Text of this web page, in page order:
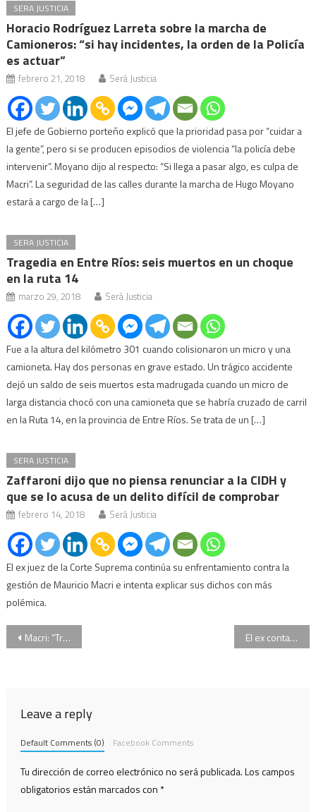
SERA JUSTICIA
Horacio Rodríguez Larreta sobre la marcha de
Camioneros: “si hay incidentes, la orden de la Policía
es actuar”
febrero 21, 2018 Será Justicia
El jefe de Gobierno porteño explicó que la prioridad pasa por “cuidar a
la gente”, pero si se producen episodios de violencia “la policía debe
intervenir”. Moyano dijo al respecto: “Si llega a pasar algo, es culpa de
Macri”. La seguridad de las calles durante la marcha de Hugo Moyano
estará a cargo de la […]
SERA JUSTICIA
Tragedia en Entre Ríos: seis muertos en un choque
en la ruta 14
marzo 29, 2018 Será Justicia
Fue a la altura del kilómetro 301 cuando colisionaron un micro y una
camioneta. Hay dos personas en grave estado. Un trágico accidente
dejó un saldo de seis muertos esta madrugada cuando un micro de
larga distancia chocó con una camioneta que se habría cruzado de carril
en la Ruta 14, en la provincia de Entre Ríos. Se trata de un […]
SERA JUSTICIA
Zaffaroni dijo que no piensa renunciar a la CIDH y
que se lo acusa de un delito difícil de comprobar
febrero 14, 2018 Será Justicia
El ex juez de la Corte Suprema continúa su enfrentamiento contra la
gestión de Mauricio Macri e intenta explicar sus dichos con más
polémica.
Navegación
Macri: “Triaca reconoció el error y es algo que valoro” El ex contador de los Kirchner ampliará su declaración tras un cambio de abogado
Leave a reply
Default Comments (0) Facebook Comments
Tu dirección de correo electrónico no será publicada.Los campos
obligatorios están marcados con *